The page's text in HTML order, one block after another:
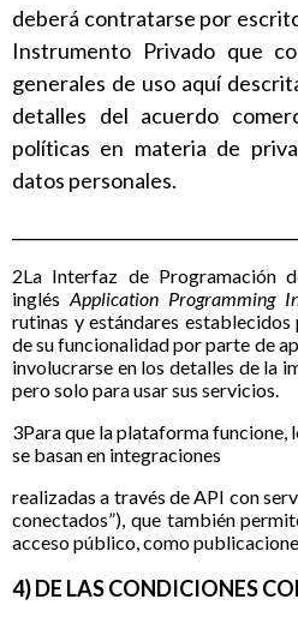
deberá contratarse por
Instrumento Privado que
generales de uso aquí
detalles del acuerdo
políticas en materia de
datos personales.
2La Interfaz de Programación
inglés Application Programming
rutinas y estándares
de su funcionalidad por parte de
involucrarse en los detalles de la
pero solo para usar sus servicios.
3Para que la plataforma funcione,
se basan en integraciones
realizadas a través de API con
conectados”), que también
acceso público, como
4) DE LAS CONDICIONES